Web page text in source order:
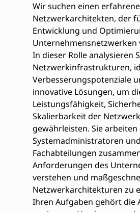
Wir suchen einen
Netzwerkarchitekten, der
Entwicklung und
In dieser Rolle analysieren
Netzwerkinfrastrukturen,
Verbesserungspotenziale
innovative Lösungen, um
Leistungsfähigkeit,
Skalierbarkeit der
gewährleisten. Sie arbeiten
Systemadministratoren
Fachabteilungen
Anforderungen des
verstehen und
Netzwerkarchitekturen zu
Ihren Aufgaben gehört die